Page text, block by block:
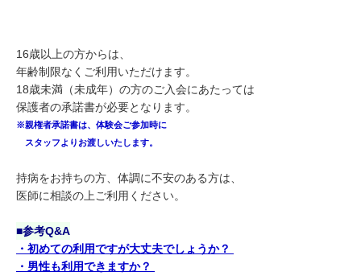
16歳以上の方からは、
年齢制限なくご利用いただけます。
18歳未満（未成年）の方のご入会にあたっては
保護者の承諾書が必要となります。
※親権者承諾書は、体験会ご参加時に
スタッフよりお渡しいたします。
持病をお持ちの方、体調に不安のある方は、
医師に相談の上ご利用ください。
■参考Q&A
・初めての利用ですが大丈夫でしょうか？
・男性も利用できますか？